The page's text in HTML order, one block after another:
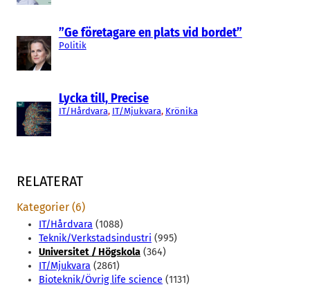
”Ge företagare en plats vid bordet”
Politik
Lycka till, Precise
IT/Hårdvara, IT/Mjukvara, Krönika
RELATERAT
Kategorier (6)
IT/Hårdvara (1088)
Teknik/Verkstadsindustri (995)
Universitet / Högskola (364)
IT/Mjukvara (2861)
Bioteknik/Övrig life science (1131)